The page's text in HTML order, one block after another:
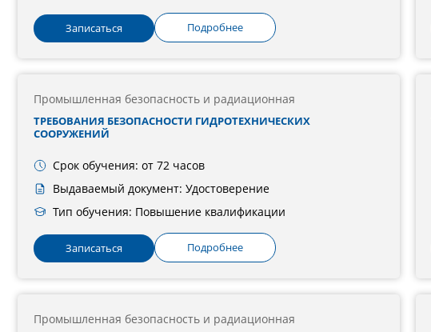
Записаться Подробнее
Промышленная безопасность и радиационная
ТРЕБОВАНИЯ БЕЗОПАСНОСТИ ГИДРОТЕХНИЧЕСКИХ
СООРУЖЕНИЙ
Срок обучения: от 72 часов
Выдаваемый документ: Удостоверение
Тип обучения: Повышение квалификации
Записаться Подробнее
Промышленная безопасность и радиационная